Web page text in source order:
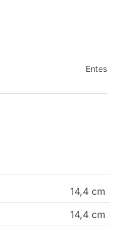
Entes
14,4 cm
14,4 cm